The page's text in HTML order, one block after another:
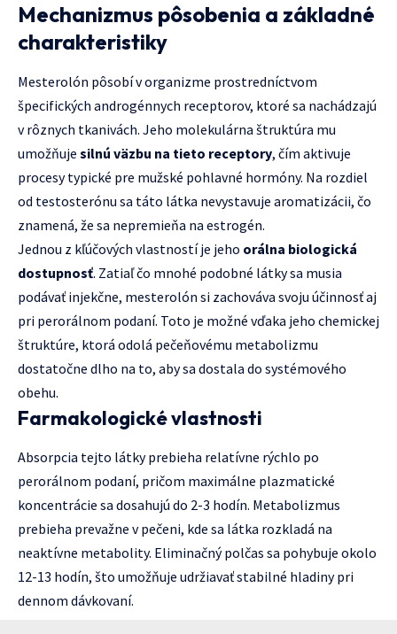
Mechanizmus pôsobenia a základné
charakteristiky
Mesterolón pôsobí v organizme prostredníctvom
špecifických androgénnych receptorov, ktoré sa nachádzajú
v rôznych tkanivách. Jeho molekulárna štruktúra mu
umožňuje silnú väzbu na tieto receptory, čím aktivuje
procesy typické pre mužské pohlavné hormóny. Na rozdiel
od testosterónu sa táto látka nevystavuje aromatizácii, čo
znamená, že sa nepremieňa na estrogén.
Jednou z kľúčových vlastností je jeho orálna biologická
dostupnosť. Zatiaľ čo mnohé podobné látky sa musia
podávať injekčne, mesterolón si zachováva svoju účinnosť aj
pri perorálnom podaní. Toto je možné vďaka jeho chemickej
štruktúre, ktorá odolá pečeňovému metabolizmu
dostatočne dlho na to, aby sa dostala do systémového
obehu.
Farmakologické vlastnosti
Absorpcia tejto látky prebieha relatívne rýchlo po
perorálnom podaní, pričom maximálne plazmatické
koncentrácie sa dosahujú do 2-3 hodín. Metabolizmus
prebieha prevažne v pečeni, kde sa látka rozkladá na
neaktívne metabolity. Eliminačný polčas sa pohybuje okolo
12-13 hodín, što umožňuje udržiavať stabilné hladiny pri
dennom dávkovaní.